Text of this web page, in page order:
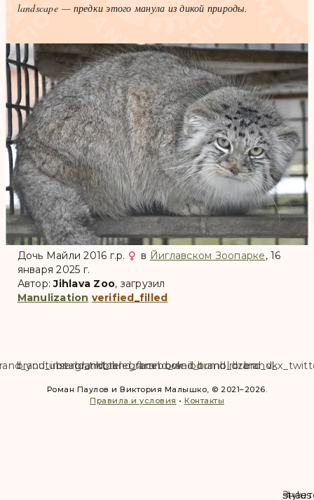
landscape— предки этого манула из дикой природы.
Дочь Майли 2016 г.р. в Йиглавском Зоопарке, 16
января 2025 г.
Автор:Jihlava Zoo, загрузил
Manulization verified_filled
stylus
brand_instagram
brand_tiktok
brand_telegram
brand_facebook
brand_weibo
brand_tumblr
brand_dzenbrand_vk
Роман Паулов и Виктория Малышко, © 2021–2026.
Правила и условия • Контакты